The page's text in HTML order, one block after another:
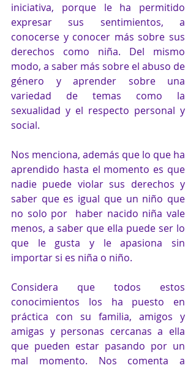
iniciativa, porque le ha permitido
expresar sus sentimientos, a
conocerse y conocer más sobre sus
derechos como niña. Del mismo
modo, a saber más sobre el abuso de
género y aprender sobre una
variedad de temas como la
sexualidad y el respecto personal y
social.
Nos menciona, además que lo que ha
aprendido hasta el momento es que
nadie puede violar sus derechos y
saber que es igual que un niño que
no solo por  haber nacido niña vale
menos, a saber que ella puede ser lo
que le gusta y le apasiona sin
importar si es niña o niño.
Considera que todos estos
conocimientos los ha puesto en
práctica con su familia, amigos y
amigas y personas cercanas a ella
que pueden estar pasando por un
mal momento. Nos comenta a